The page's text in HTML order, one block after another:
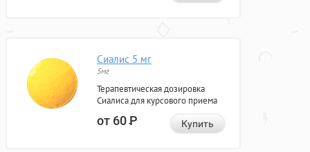
Сиалис 5 мг
5мг
Терапевтическая дозировка
Сиалиса для курсового приема
от 60Р Купить